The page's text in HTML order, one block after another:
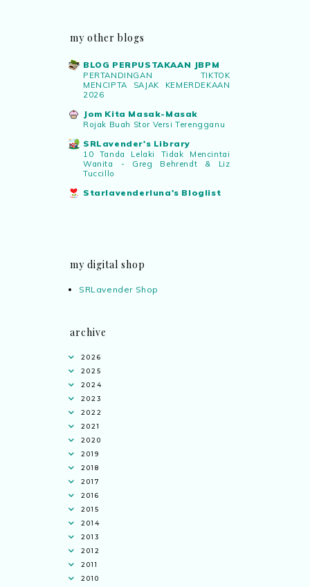
my other blogs
BLOG PERPUSTAKAAN JBPM
PERTANDINGAN TIKTOK
MENCIPTA SAJAK KEMERDEKAAN
2026
Jom Kita Masak-Masak
Rojak Buah Stor Versi Terengganu
SRLavender's Library
10 Tanda Lelaki Tidak Mencintai
Wanita - Greg Behrendt & Liz
Tuccillo
Starlavenderluna's Bloglist
my digital shop
SRLavender Shop
archive
2026
2025
2024
2023
2022
2021
2020
2019
2018
2017
2016
2015
2014
2013
2012
2011
2010